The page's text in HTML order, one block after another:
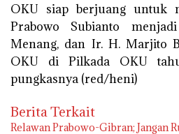
OKU siap berjuang untuk
Prabowo Subianto
Menang, dan Ir. H. Marjito
OKU di Pilkada OKU
pungkasnya (red/heni)
Berita Terkait
Relawan Prabowo-Gibran; Jangan